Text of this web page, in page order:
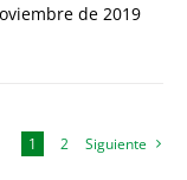
de 2019
1 2 Siguiente